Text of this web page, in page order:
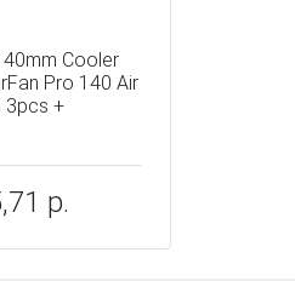
Cooler
Pro 140 Air
3pcs +
р.